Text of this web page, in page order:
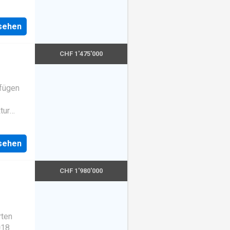
sind
CHF 1'475'000
CHF 1'980'000